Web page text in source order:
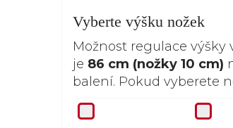
Vyberte výšku nožek
Možnost regulace
je 86 cm (nožky 10 cm)
balení. Pokud vyberete